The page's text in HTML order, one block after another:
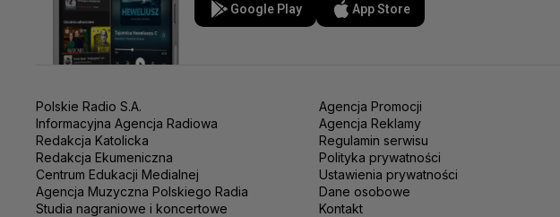
Google Play App Store
Polskie Radio S.A.
Informacyjna Agencja Radiowa
Redakcja Katolicka
Redakcja Ekumeniczna
Centrum Edukacji Medialnej
Agencja Muzyczna Polskiego Radia
Studia nagraniowe i koncertowe
Agencja Promocji
Agencja Reklamy
Regulamin serwisu
Polityka prywatności
Ustawienia prywatności
Dane osobowe
Kontakt